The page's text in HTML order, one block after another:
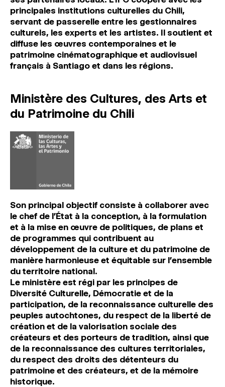
principales institutions culturelles du Chili,
servant de passerelle entre les gestionnaires
culturels, les experts et les artistes. Il soutient et
diffuse les œuvres contemporaines et le
patrimoine cinématographique et audiovisuel
français à Santiago et dans les régions.
Ministère des Cultures, des Arts et
du Patrimoine du Chili
Son principal objectif consiste à collaborer avec
le chef de l’État à la conception, à la formulation
et à la mise en œuvre de politiques, de plans et
de programmes qui contribuent au
développement de la culture et du patrimoine de
manière harmonieuse et équitable sur l’ensemble
du territoire national.
Le ministère est régi par les principes de
Diversité Culturelle, Démocratie et de la
participation, de la reconnaissance culturelle des
peuples autochtones, du respect de la liberté de
création et de la valorisation sociale des
créateurs et des porteurs de tradition, ainsi que
de la reconnaissance des cultures territoriales,
du respect des droits des détenteurs du
patrimoine et des créateurs, et de la mémoire
historique.